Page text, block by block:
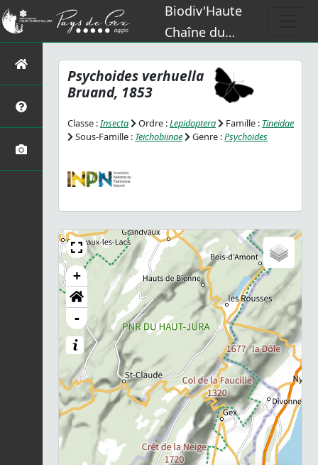
Biodiv'Haute
Chaîne du
Psychoides verhuella
Bruand, 1853
Classe :Insecta Ordre :Lepidoptera Famille : Tineidae
Sous-Famille : Teichobiinae Genre :Psychoides
+
-